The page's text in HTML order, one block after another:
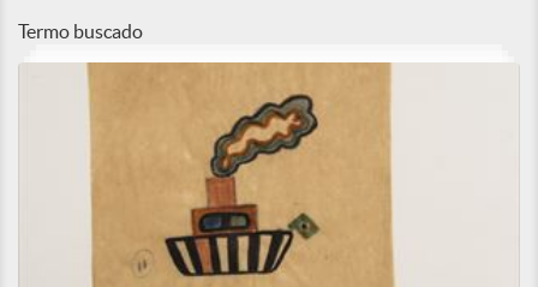
Termo buscado